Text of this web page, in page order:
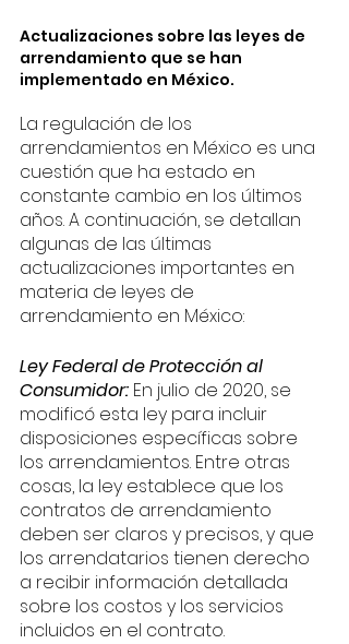
Actualizaciones sobre las leyes de
arrendamiento que se han
implementado en México.
La regulación de los
arrendamientos en México es una
cuestión que ha estado en
constante cambio en los últimos
años. A continuación, se detallan
algunas de las últimas
actualizaciones importantes en
materia de leyes de
arrendamiento en México:
Ley Federal de Protección al
Consumidor: En julio de 2020, se
modificó esta ley para incluir
disposiciones específicas sobre
los arrendamientos. Entre otras
cosas, la ley establece que los
contratos de arrendamiento
deben ser claros y precisos, y que
los arrendatarios tienen derecho
a recibir información detallada
sobre los costos y los servicios
incluidos en el contrato.